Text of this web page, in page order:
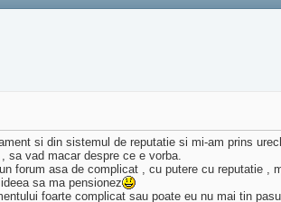
si din sistemul de reputatie si mi-am prins
sa vad macar despre ce e vorba.
forum asa de complicat , cu putere cu reputatie
sa ma pensionez
foarte complicat sau poate eu nu mai tin